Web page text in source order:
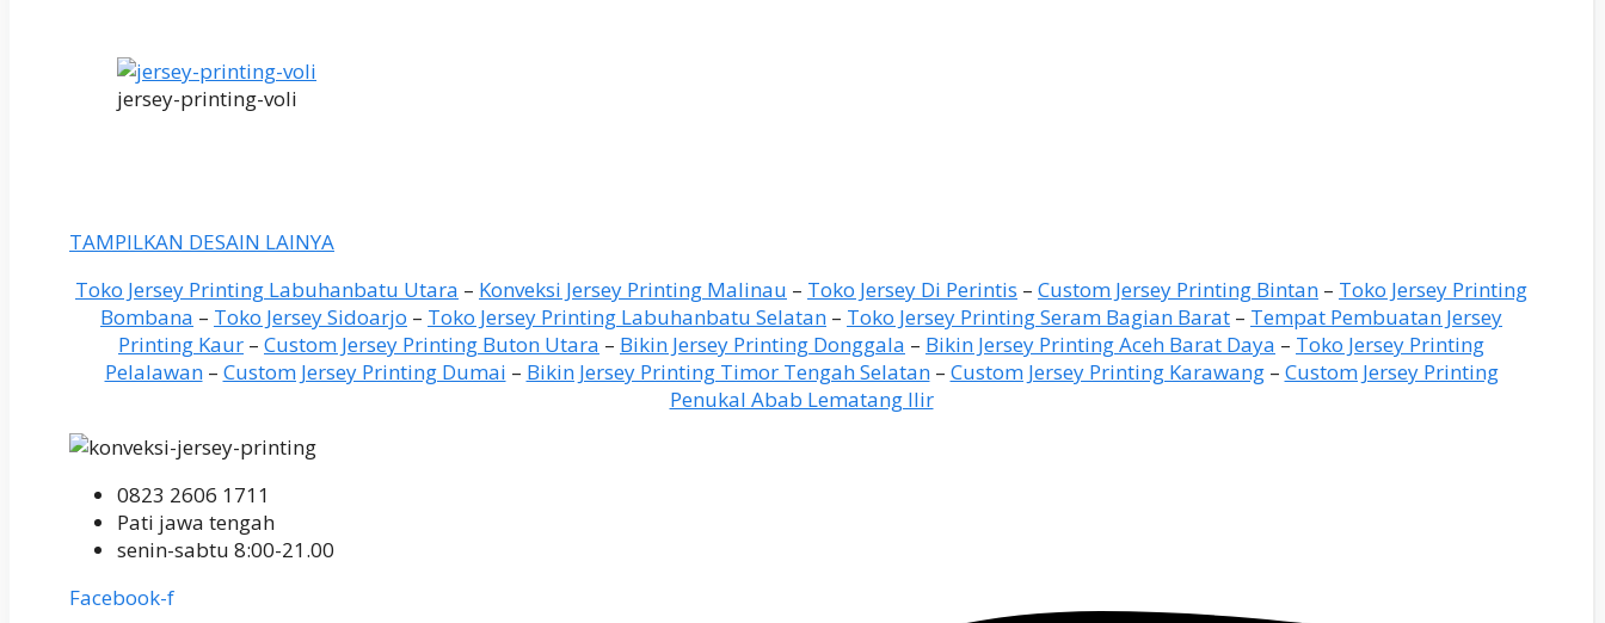
jersey-printing-voli
TAMPILKAN DESAIN LAINYA
Toko Jersey Printing Labuhanbatu Utara – Konveksi Jersey Printing Malinau – Toko Jersey Di Perintis – Custom Jersey Printing Bintan – Toko Jersey Printing
Bombana – Toko Jersey Sidoarjo – Toko Jersey Printing Labuhanbatu Selatan – Toko Jersey Printing Seram Bagian Barat – Tempat Pembuatan Jersey
Printing Kaur – Custom Jersey Printing Buton Utara – Bikin Jersey Printing Donggala – Bikin Jersey Printing Aceh Barat Daya – Toko Jersey Printing
Pelalawan– Custom Jersey Printing Dumai – Bikin Jersey Printing Timor Tengah Selatan– Custom Jersey Printing Karawang– Custom Jersey Printing
Penukal Abab Lematang Ilir
0823 2606 1711
Pati jawa tengah
senin-sabtu 8:00-21.00
Facebook-f